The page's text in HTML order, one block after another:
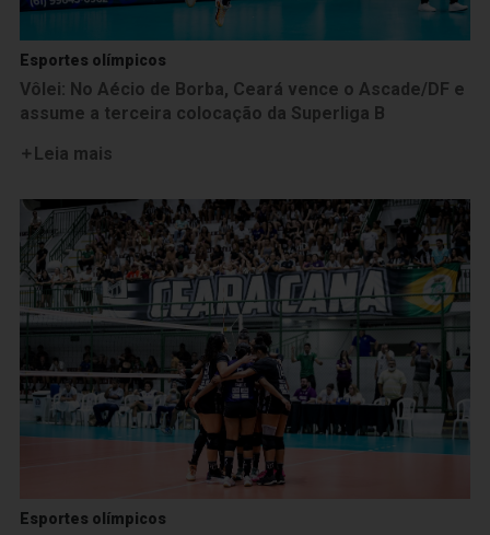
Esportes olímpicos
Vôlei: No Aécio de Borba, Ceará vence o Ascade/DF e
assume a terceira colocação da Superliga B
Leia mais
Esportes olímpicos